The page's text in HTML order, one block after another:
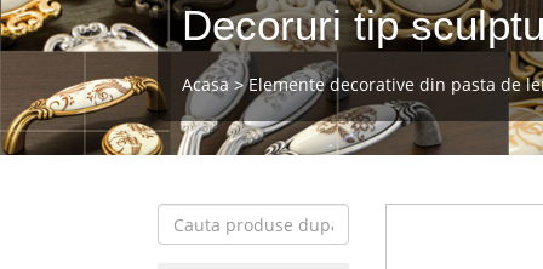
Decoruri tip
Acasa >Elemente decorative din pasta de